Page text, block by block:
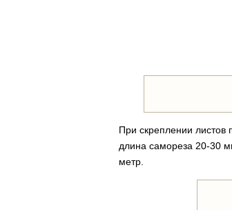
При скреплении
длина самореза 20-30
метр.